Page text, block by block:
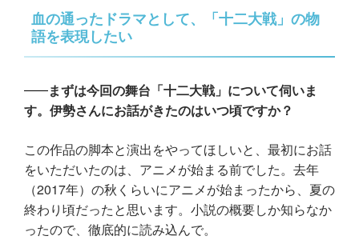
血の通ったドラマとして、「十二大戦」の物
語を表現したい
まずは今回の舞台「十二大戦」について伺いま
す。伊勢さんにお話がきたのはいつ頃ですか？
この作品の脚本と演出をやってほしいと、最初にお話
をいただいたのは、アニメが始まる前でした。去年
（2017年）の秋くらいにアニメが始まったから、夏の
終わり頃だったと思います。小説の概要しか知らなか
ったので、徹底的に読み込んで。